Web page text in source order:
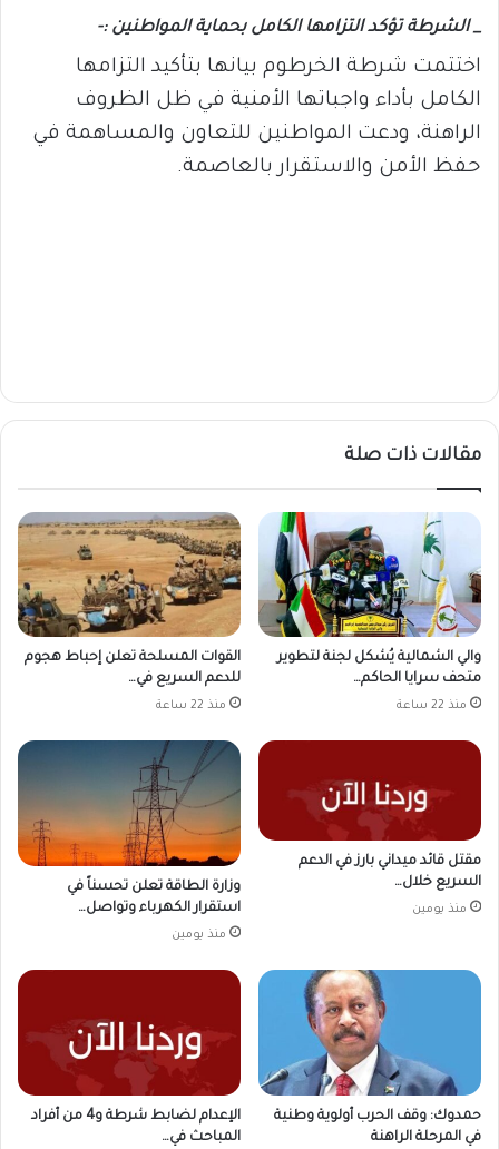
_ الشرطة تؤكد التزامها الكامل بحماية المواطنين :-
اختتمت شرطة الخرطوم بيانها بتأكيد التزامها
الكامل بأداء واجباتها الأمنية في ظل الظروف
الراهنة، ودعت المواطنين للتعاون والمساهمة في
حفظ الأمن والاستقرار بالعاصمة.
مقالات ذات صلة
والي الشمالية يُشكل لجنة لتطوير
متحف سرايا الحاكم…
منذ 22 ساعة
القوات المسلحة تعلن إحباط هجوم
للدعم السريع في…
منذ 22 ساعة
مقتل قائد ميداني بارز في الدعم
السريع خلال…
منذ يومين
وزارة الطاقة تعلن تحسناً في
استقرار الكهرباء وتواصل…
منذ يومين
حمدوك: وقف الحرب أولوية وطنية
في المرحلة الراهنة
الإعدام لضابط شرطة و4 من أفراد
المباحث في…